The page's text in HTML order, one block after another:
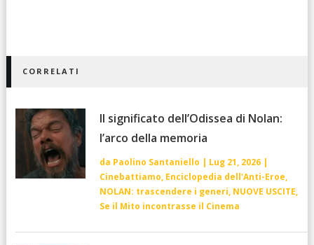
CORRELATI
Il significato dell’Odissea di Nolan:
l’arco della memoria
da Paolino Santaniello | Lug 21, 2026|
Cinebattiamo, Enciclopedia dell'Anti-Eroe,
NOLAN: trascendere i generi, NUOVE USCITE,
Se il Mito incontrasse il Cinema